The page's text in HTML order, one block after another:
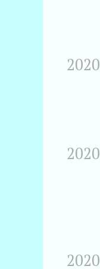
2020
2020
2020